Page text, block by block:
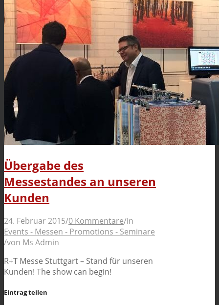
Übergabe des
Messestandes an unseren
Kunden
24. Februar 2015/0 Kommentare/in
Events - Messen - Promotions - Seminare
/von Ms Admin
R+T Messe Stuttgart – Stand für unseren
Kunden! The show can begin!
Eintrag teilen